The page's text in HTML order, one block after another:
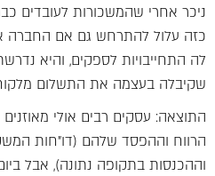
ניכר אחרי שהמשכורות לעובדים
כזה עלול להתרחש גם אם החברה
לה התחייבויות לספקים, והיא
שקיבלה בעצמה את התשלום
התוצאה: עסקים רבים אולי מאוזנים
הרווח וההפסד שלהם (דו"חות
וההכנסות בתקופה נתונה), אבל